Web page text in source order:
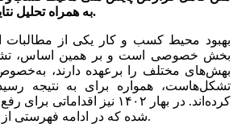
به همراه تحلیلمشاهده کنید.
بهبود محیط کسب و کار یکی از مطالبات
بخش خصوصی است و بر همین اساس،
بهش‌های مختلف را برعهده دارند،
تشکل‌هاست، همواره برای به نتیجه
کرده‌اند. در بهار ۱۴۰۲ نیز
شده که در ادامه فهرستی از آنها را مشاهده می‌کنید.